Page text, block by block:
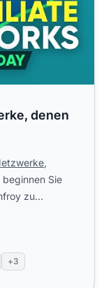
denen
,
Sie
zu
+3